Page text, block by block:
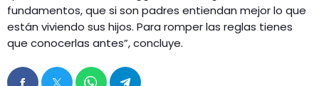
fundamentos, que si son padres entiendan mejor lo que
están viviendo sus hijos. Para romper las reglas tienes
que conocerlas antes”, concluye.